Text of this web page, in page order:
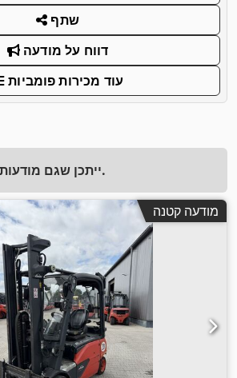
שתף
דווח על מודעה
עוד מכירות פומביות
ייתכן שגם מודעות אלה יעניינו אותך.
מודעה קטנה